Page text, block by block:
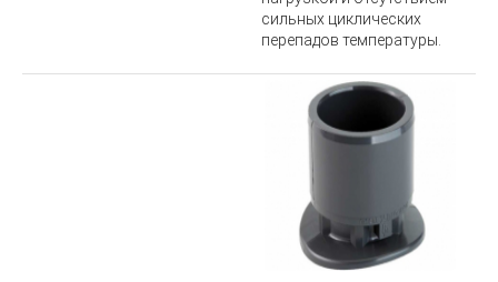
сильных циклических
перепадов температуры.